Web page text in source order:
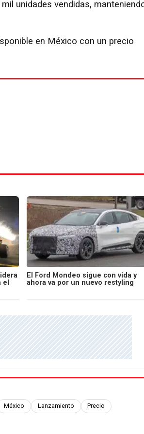
unidades vendidas,
en México con un precio
El Ford Mondeo sigue con vida y
ahora va por un nuevo restyling
México Lanzamiento Precio